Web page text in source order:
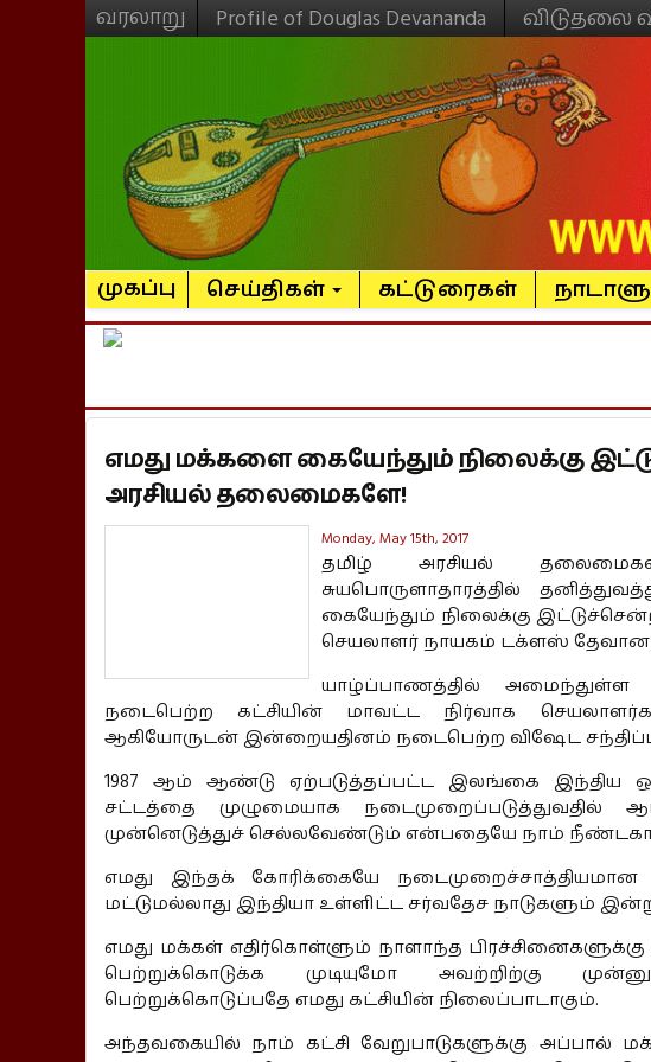
வரலாறு Profile of Douglas Devananda விடுதலை
முகப்பு செய்திகள் கட்டுரைகள்
எமது மக்களை கையேந்தும் நிலைக்கு
அரசியல் தலைமைகளே!
Monday, May 15th, 2017
தமிழ் அரசியல்
சுயபொருளாதாரத்தில்
கையேந்தும் நிலைக்கு
செயலாளர் நாயகம் டக்ளஸ்
யாழ்ப்பாணத்தில் அமைந்துள்ள
நடைபெற்ற கட்சியின் மாவட்ட நிர்வாக
ஆகியோருடன் இன்றையதினம் நடைபெற்ற விஷேட
1987 ஆம் ஆண்டு ஏற்படுத்தப்பட்ட இலங்கை இந்திய
சட்டத்தை முழுமையாக நடைமுறைப்படுத்துவதில்
முன்னெடுத்துச் செல்லவேண்டும் என்பதையே நாம்
எமது இந்தக் கோரிக்கையே
மட்டுமல்லாது இந்தியா உள்ளிட்ட சர்வதேச நாடுகளும்
எமது மக்கள் எதிர்கொள்ளும் நாளாந்த
பெற்றுக்கொடுக்க முடியுமோ அவற்றிற்கு
பெற்றுக்கொடுப்பதே எமது கட்சியின் நிலைப்பாடாகும்.
அந்தவகையில் நாம் கட்சி வேறுபாடுகளுக்கு அப்பால்